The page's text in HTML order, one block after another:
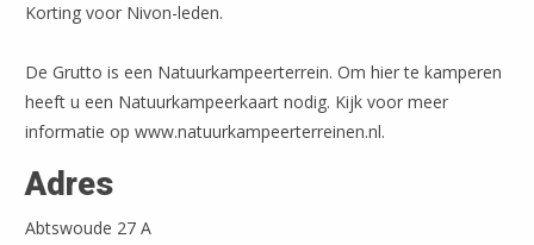
Korting voor Nivon-leden.
De Grutto is een Natuurkampeerterrein. Om hier te kamperen
heeft u een Natuurkampeerkaart nodig. Kijk voor meer
informatie op www.natuurkampeerterreinen.nl.
Adres
Abtswoude 27 A